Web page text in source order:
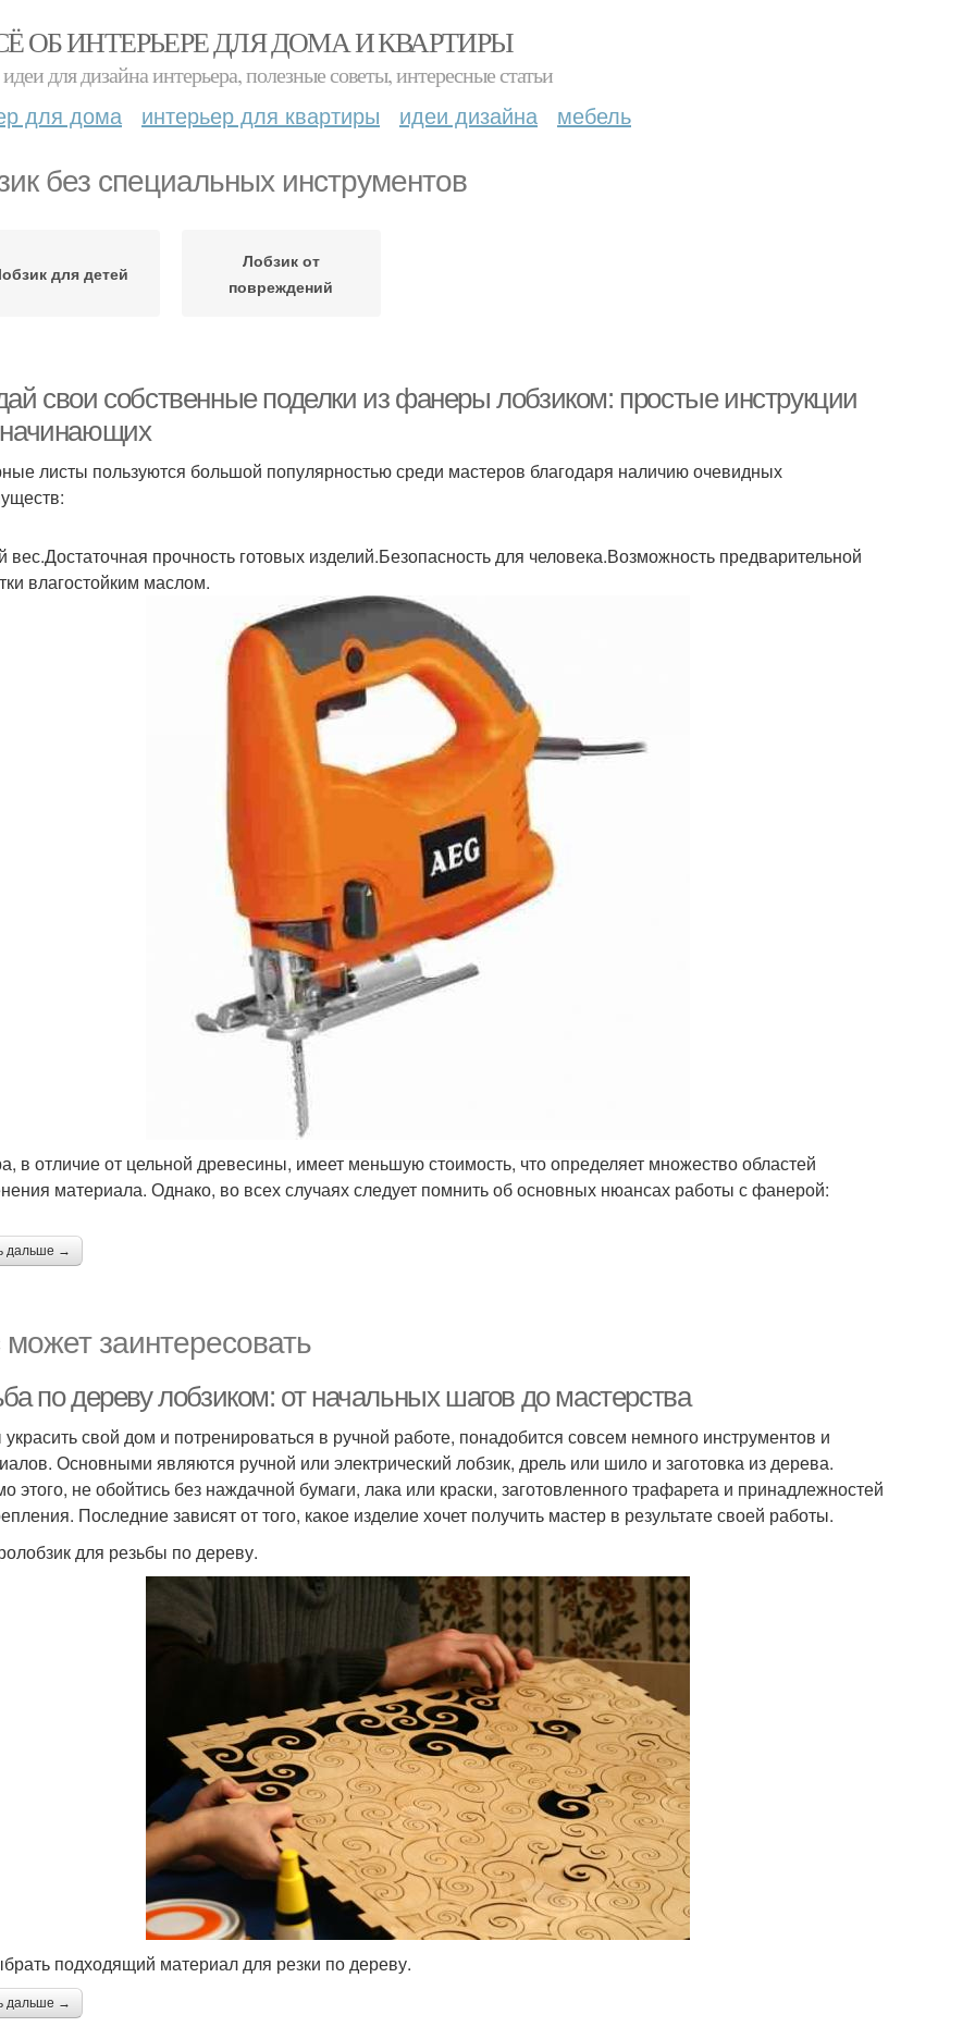
ОБ ИНТЕРЬЕРЕ ДЛЯ ДОМА И КВАРТИРЫ
для дизайна интерьера, полезные советы, интересные статьи
для дома интерьер для квартиры идеи дизайна мебель
без специальных инструментов
для детей
Лобзик от
повреждений
свои собственные поделки из фанеры лобзиком: простые инструкции
листы пользуются большой популярностью среди мастеров благодаря наличию очевидных
вес.Достаточная прочность готовых изделий.Безопасность для человека.Возможность предварительной
влагостойким маслом.
в отличие от цельной древесины, имеет меньшую стоимость, что определяет множество областей
материала. Однако, во всех случаях следует помнить об основных нюансах работы с фанерой:
дальше →
заинтересовать
по дереву лобзиком: от начальных шагов до мастерства
свой дом и потренироваться в ручной работе, понадобится совсем немного инструментов и
Основными являются ручной или электрический лобзик, дрель или шило и заготовка из дерева.
этого, не обойтись без наждачной бумаги, лака или краски, заготовленного трафарета и принадлежностей
Последние зависят от того, какое изделие хочет получить мастер в результате своей работы.
для резьбы по дереву.
подходящий материал для резки по дереву.
дальше →